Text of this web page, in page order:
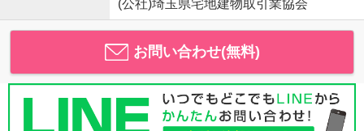
(公社)埼玉県宅地建物取引業協会
お問い合わせ(無料)